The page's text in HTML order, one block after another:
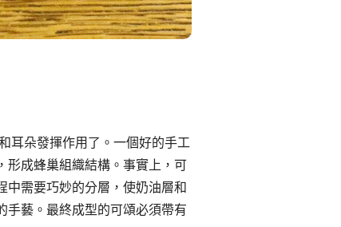
耳朵發揮作用了。一個好的手工
形成蜂巢組織結構。事實上，可
中需要巧妙的分層，使奶油層和
手藝。最終成型的可頌必須帶有